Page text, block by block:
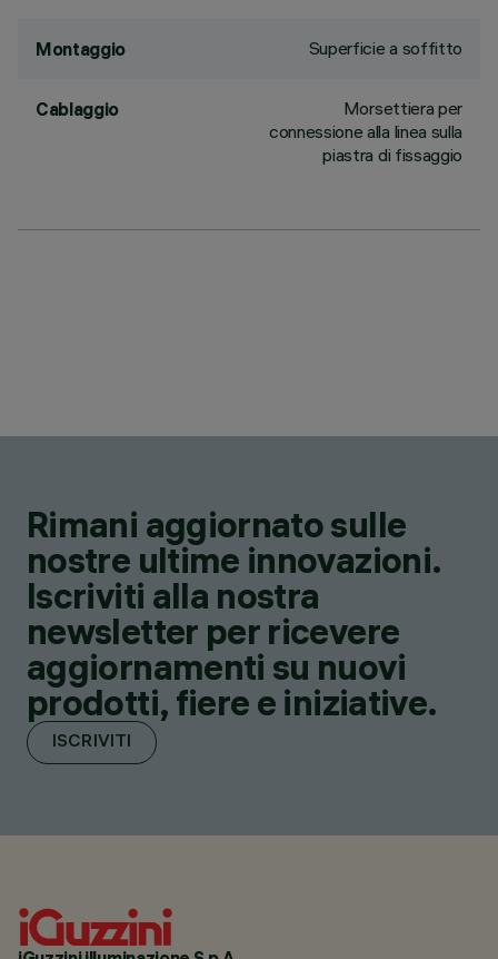
Montaggio Superficie a soffitto
Cablaggio
Morsettiera per
connessione alla linea sulla
piastra di fissaggio
Rimani aggiornato sulle
nostre ultime innovazioni.
Iscriviti alla nostra
newsletter per ricevere
aggiornamenti su nuovi
prodotti, fiere e iniziative.
ISCRIVITI